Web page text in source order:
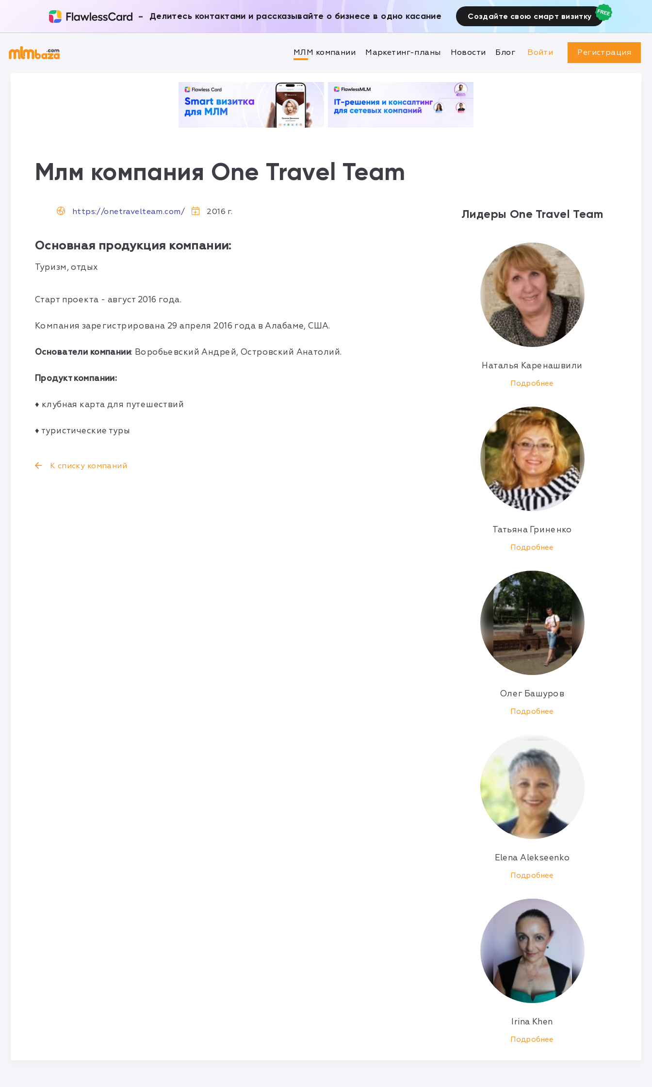
- Делитесь контактами и рассказывайте о бизнесе в одно касание Создайте свою смарт визитку
МЛМ компании Маркетинг-планы Новости Блог Войти Регистрация
Млм компания One Travel Team
https://onetravelteam.com/ 2016 г.
Основная продукция компании:
Туризм, отдых
Старт проекта - август 2016 года.
Компания зарегистрирована 29 апреля 2016 года в Алабаме, США.
Основатели компании: Воробьевский Андрей, Островский Анатолий.
Продукт компании:
♦ клубная карта для путешествий
♦ туристические туры
К списку компаний
Лидеры One Travel Team
Наталья Каренашвили
Подробнее
Татьяна Гриненко
Подробнее
Олег Башуров
Подробнее
Elena Alekseenko
Подробнее
Irina Khen
Подробнее